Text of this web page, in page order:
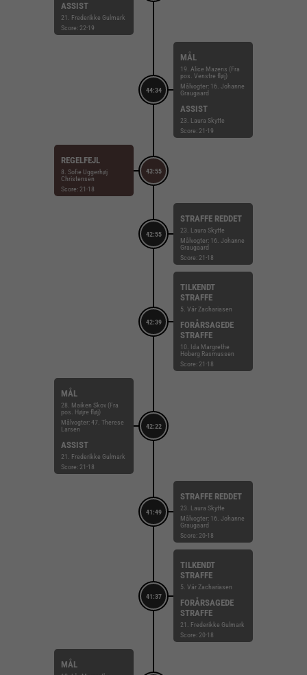
ASSIST
21. Frederikke Gulmark
Score: 22-19
44:34
MÅL
19. Alice Mazens (Fra
pos. Venstre fløj)
Målvogter: 16. Johanne
Graugaard
ASSIST
23. Laura Skytte
Score: 21-19
43:55
REGELFEJL
8. Sofie Uggerhøj
Christensen
Score: 21-18
42:55
STRAFFE REDDET
23. Laura Skytte
Målvogter: 16. Johanne
Graugaard
Score: 21-18
42:39
TILKENDT
STRAFFE
5. Vár Zachariasen
FORÅRSAGEDE
STRAFFE
10. Ida Margrethe
Hoberg Rasmussen
Score: 21-18
42:22
MÅL
28. Maiken Skov (Fra
pos. Højre fløj)
Målvogter: 47. Therese
Larsen
ASSIST
21. Frederikke Gulmark
Score: 21-18
41:49
STRAFFE REDDET
23. Laura Skytte
Målvogter: 16. Johanne
Graugaard
Score: 20-18
41:37
TILKENDT
STRAFFE
5. Vár Zachariasen
FORÅRSAGEDE
STRAFFE
21. Frederikke Gulmark
Score: 20-18
MÅL